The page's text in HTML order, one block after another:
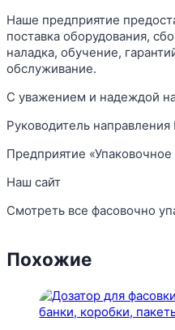
Наше предприятие
поставка оборудования,
наладка, обучение,
обслуживание.
С уважением и надеждой
Руководитель
Предприятие
Наш сайт
Смотреть все фасовочно
Похожие